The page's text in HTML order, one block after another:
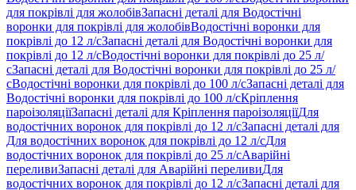
для покрівлі для жолобівЗапасні деталі для Водостічні
воронки для покрівлі для жолобівВодостічні воронки для
покрівлі до 12 л/сЗапасні деталі для Водостічні воронки для
покрівлі до 12 л/сВодостічні воронки для покрівлі до 25 л/
сЗапасні деталі для Водостічні воронки для покрівлі до 25 л/
сВодостічні воронки для покрівлі до 100 л/сЗапасні деталі для
Водостічні воронки для покрівлі до 100 л/сКріплення
пароізоляціїЗапасні деталі для Кріплення пароізоляціїДля
водостічних воронок для покрівлі до 12 л/сЗапасні деталі для
Для водостічних воронок для покрівлі до 12 л/сДля
водостічних воронок для покрівлі до 25 л/сАварійні
переливиЗапасні деталі для Аварійні переливиДля
водостічних воронок для покрівлі до 12 л/сЗапасні деталі для